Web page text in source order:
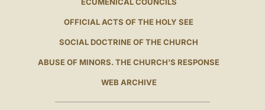
ECUMENICAL COUNCILS
OFFICIAL ACTS OF THE HOLY SEE
SOCIAL DOCTRINE OF THE CHURCH
ABUSE OF MINORS. THE CHURCH'S RESPONSE
WEB ARCHIVE